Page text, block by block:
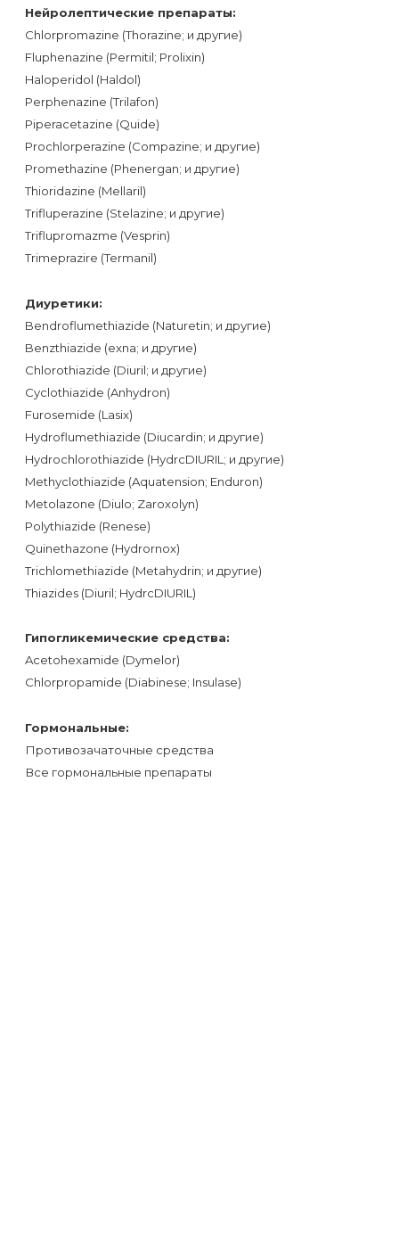
Нейролептические препараты:
Chlorpromazine (Thorazine; и другие)
Fluphenazine (Permitil; Prolixin)
Haloperidol (Haldol)
Perphenazine (Trilafon)
Piperacetazine (Quide)
Prochlorperazine (Compazine; и другие)
Promethazine (Phenergan; и другие)
Thioridazine (Mellaril)
Trifluperazine (Stelazine; и другие)
Triflupromazme (Vesprin)
Trimeprazire (Termanil)
Диуретики:
Bendroflumethiazide (Naturetin; и другие)
Benzthiazide (exna; и другие)
Chlorothiazide (Diuril; и другие)
Cyclothiazide (Anhydron)
Furosemide (Lasix)
Hydroflumethiazide (Diucardin; и другие)
Hydrochlorothiazide (HydrcDIURIL; и другие)
Methyclothiazide (Aquatension; Enduron)
Metolazone (Diulo; Zaroxolyn)
Polythiazide (Renese)
Quinethazone (Hydrornox)
Trichlomethiazide (Metahydrin; и другие)
Thiazides (Diuril; HydrcDIURIL)
Гипогликемические средства:
Acetohexamide (Dymelor)
Chlorpropamide (Diabinese; Insulase)
Гормональные:
Противозачаточные средства
Все гормональные препараты